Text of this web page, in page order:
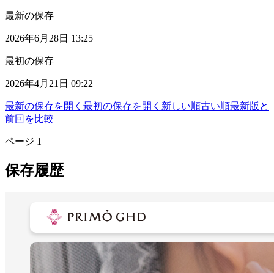
最新の保存
2026年6月28日 13:25
最初の保存
2026年4月21日 09:22
最新の保存を開く 最初の保存を開く 新しい順古い順最新版と
前回を比較
ページ 1
保存履歴